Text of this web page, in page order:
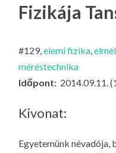
Fizikája
#129,elemi fizika,
méréstechnika
Időpont: 2014.09.11.
Kivonat:
Egyetemünk névadója,